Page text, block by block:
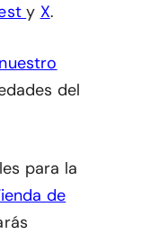
y X.
del
para la
de